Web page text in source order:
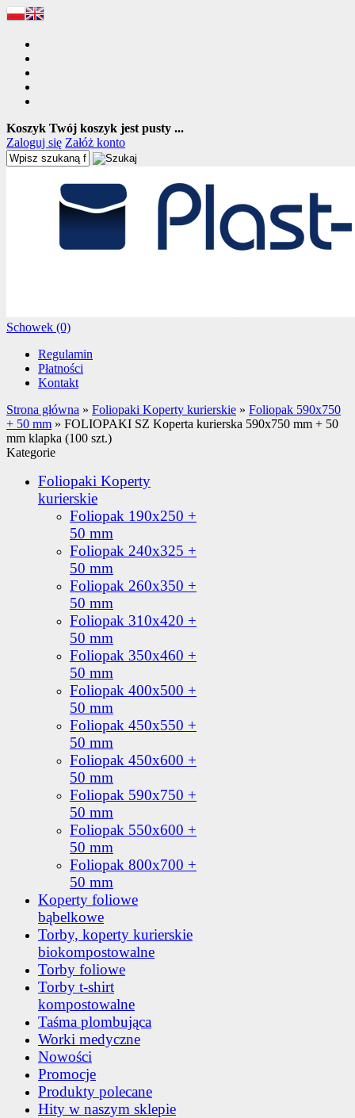
Koszyk Twój koszyk jest pusty ...
Zaloguj się Załóż konto
Schowek (0)
Regulamin
Płatności
Kontakt
Strona główna » Foliopaki Koperty kurierskie » Foliopak 590x750
+ 50 mm » FOLIOPAKI SZ Koperta kurierska 590x750 mm + 50
mm klapka (100 szt.)
Kategorie
Foliopaki Koperty
kurierskie
Foliopak 190x250 +
50 mm
Foliopak 240x325 +
50 mm
Foliopak 260x350 +
50 mm
Foliopak 310x420 +
50 mm
Foliopak 350x460 +
50 mm
Foliopak 400x500 +
50 mm
Foliopak 450x550 +
50 mm
Foliopak 450x600 +
50 mm
Foliopak 590x750 +
50 mm
Foliopak 550x600 +
50 mm
Foliopak 800x700 +
50 mm
Koperty foliowe
bąbelkowe
Torby, koperty kurierskie
biokompostowalne
Torby foliowe
Torby t-shirt
kompostowalne
Taśma plombująca
Worki medyczne
Nowości
Promocje
Produkty polecane
Hity w naszym sklepie